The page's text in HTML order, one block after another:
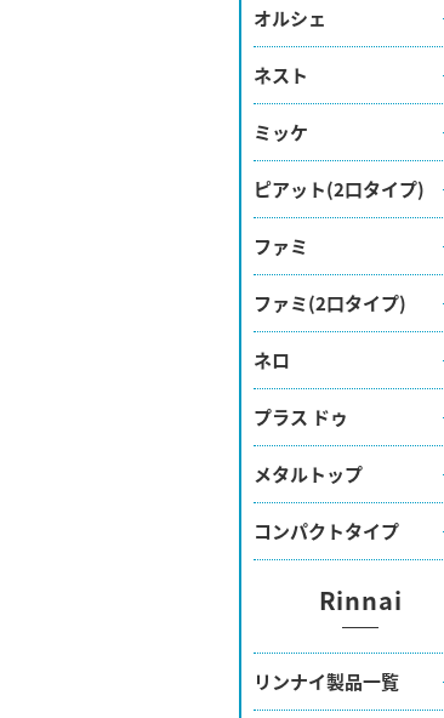
オルシェ
ネスト
ミッケ
ピアット(2口タイプ)
ファミ
ファミ(2口タイプ)
ネロ
プラス ドゥ
メタルトップ
コンパクトタイプ
Rinnai
リンナイ製品一覧